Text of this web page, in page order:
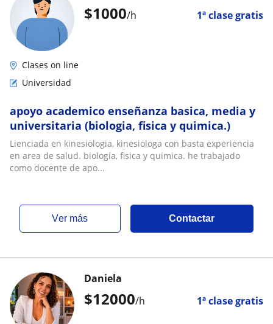
$1000/h 1ª clase gratis
Clases on line
Universidad
apoyo academico enseñanza basica, media y
universitaria (biologia, fisica y quimica.)
Lienciada en kinesiologia, kinesiologa con basta experiencia
en area de salud. biología, fisica y quimica. he trabajado
como docente de apo...
ver más Contactar
$12000/h 1ª clase gratis
Daniela